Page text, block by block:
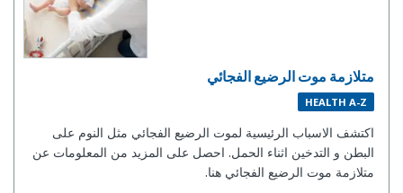
متلازمة موت الرضيع الفجائي
HEALTH A-Z
اكتشف الاسباب الرئيسية لموت الرضيع الفجائي مثل النوم على
البطن و التدخين اثناء الحمل. احصل على المزيد من المعلومات عن
متلازمة موت الرضيع الفجائي هنا.